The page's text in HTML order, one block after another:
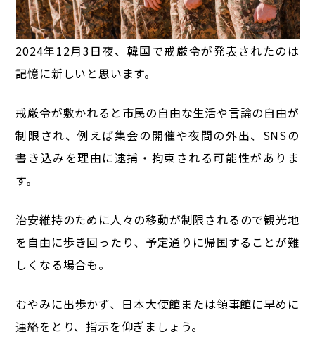
2024年12月3日夜、韓国で戒厳令が発表されたのは
記憶に新しいと思います。
戒厳令が敷かれると市民の自由な生活や言論の自由が
制限され、例えば集会の開催や夜間の外出、SNSの
書き込みを理由に逮捕・拘束される可能性がありま
す。
治安維持のために人々の移動が制限されるので観光地
を自由に歩き回ったり、予定通りに帰国することが難
しくなる場合も。
むやみに出歩かず、日本大使館または領事館に早めに
連絡をとり、指示を仰ぎましょう。